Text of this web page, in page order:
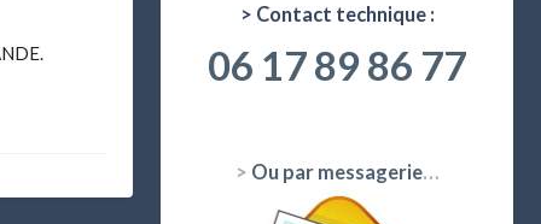
> Contact technique :
06 17 89 86 77
> Ou par messagerie…